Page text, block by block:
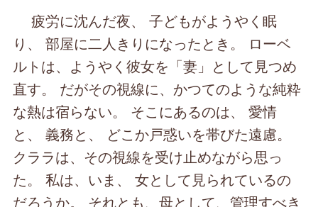
疲労に沈んだ夜、 子どもがようやく眠
り、 部屋に二人きりになったとき。 ローベ
ルトは、ようやく彼女を「妻」として見つめ
直す。 だがその視線に、かつてのような純粋
な熱は宿らない。 そこにあるのは、 愛情
と、 義務と、 どこか戸惑いを帯びた遠慮。
クララは、その視線を受け止めながら思っ
た。 私は、いま、 女として見られているの
だろうか。 それとも、母として、管理すべき